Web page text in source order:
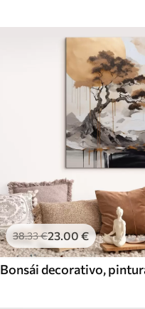
38.33€23.00 €
Bonsái decorativo,